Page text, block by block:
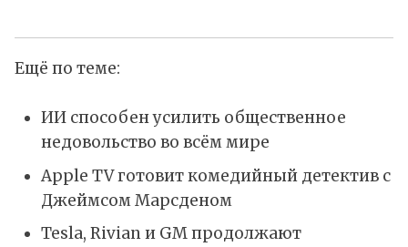
Ещё по теме:
ИИ способен усилить общественное
недовольство во всём мире
Apple TV готовит комедийный детектив с
Джеймсом Марсденом
Tesla, Rivian и GM продолжают